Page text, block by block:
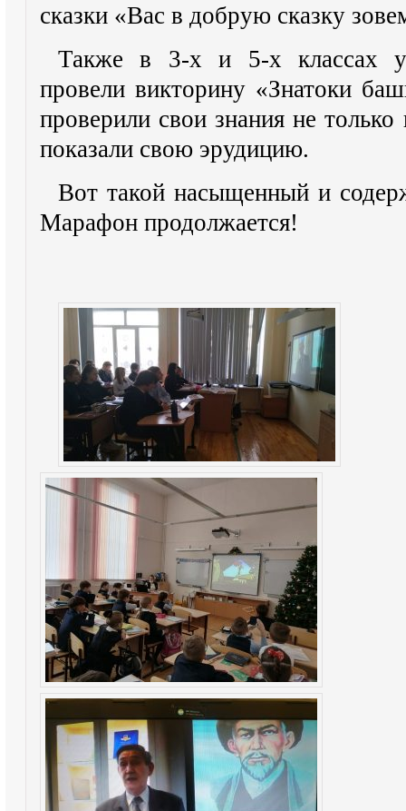
сказки «Вас в добрую сказку
Также в 3-х и 5-х классах
провели викторину «Знатоки
проверили свои знания не
показали свою эрудицию.
Вот такой насыщенный и
Марафон продолжается!